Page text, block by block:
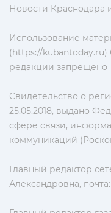
Новости Краснодара
Использование
(https://kubantoday.ru)
редакции запрещено
Свидетельство о
25.05.2018, выдано
сфере связи,
коммуникаций
Главный редактор
Александровна, почта: